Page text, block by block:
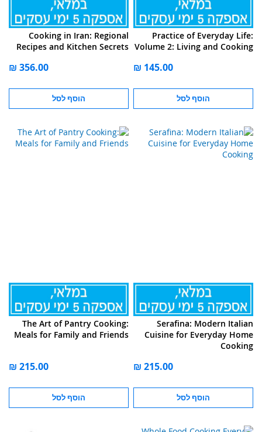
Practice of Everyday Life:
Volume 2: Living and Cooking
הוסף לסל
Cooking in Iran: Regional
Recipes and Kitchen Secrets
הוסף לסל
Serafina: Modern Italian
Cuisine for Everyday Home
Cooking
הוסף לסל
The Art of Pantry Cooking:
Meals for Family and Friends
הוסף לסל